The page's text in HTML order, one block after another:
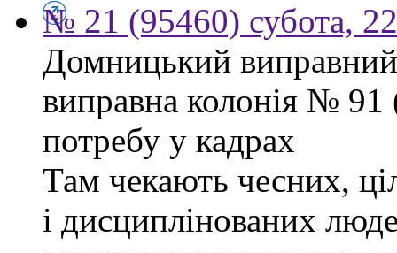
№ 21 (95460) субота,
Домницький
виправна колонія №
потребу у кадрах
Там чекають чесних,
і дисциплінованих